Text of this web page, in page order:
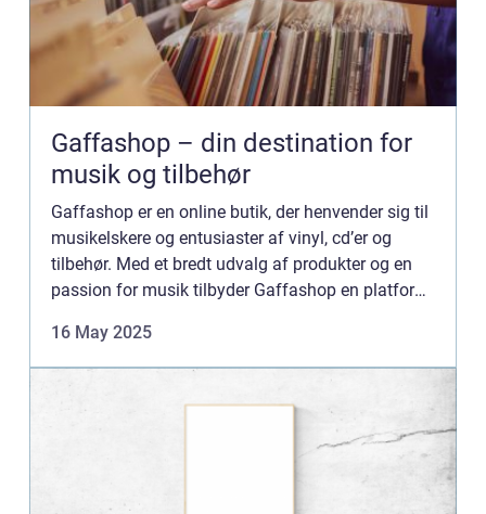
Gaffashop – din destination for
musik og tilbehør
Gaffashop er en online butik, der henvender sig til
musikelskere og entusiaster af vinyl, cd’er og
tilbehør. Med et bredt udvalg af produkter og en
passion for musik tilbyder Gaffashop en platform,
16 May 2025